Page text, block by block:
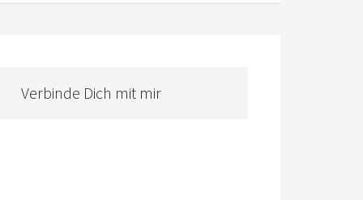
Verbinde Dich mit mir